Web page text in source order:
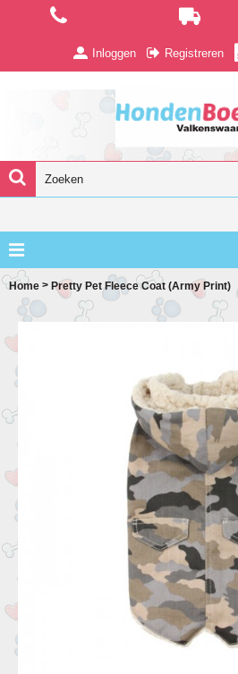
Inloggen Registreren
Home > Pretty Pet Fleece Coat (Army Print)